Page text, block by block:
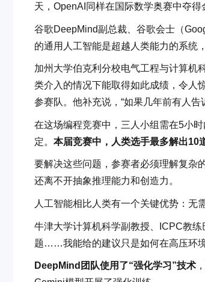
天，OpenAI同样在国际数学奥赛中夺得
谷歌DeepMind副总裁、谷歌会士（
的通用人工智能是超越人类能力的系统
加州大学伯克利分校电气工程与计算机
类介入的情况下能取得如此成绩，令人
参赛队。他补充说，“如果几年前有人
在这场编程竞赛中，三人小组需在5小
定。 本届竞赛中，人类选手最多解出10
要解决这些问题，参赛者必须理解复杂
还离不开抽象推理能力和创造力。
人工智能相比人类有一个关键优势：无
牛津大学计算机科学副教授、ICPC教
题……我能给的建议只是如何在高压环
DeepMind团队使用了“强化学习”技术